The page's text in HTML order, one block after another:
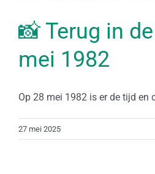
📸 Terug in
mei 1982
Op 28 mei 1982 is er de tijd en
27 mei 2025